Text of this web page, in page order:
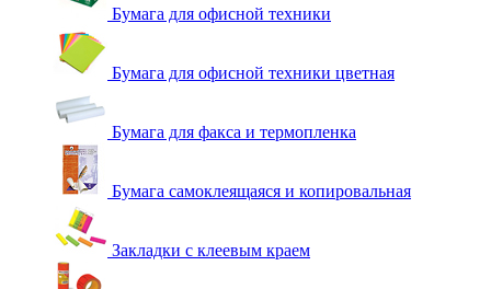
Бумага для офисной техники
Бумага для офисной техники цветная
Бумага для факса и термопленка
Бумага самоклеящаяся и копировальная
Закладки с клеевым краем